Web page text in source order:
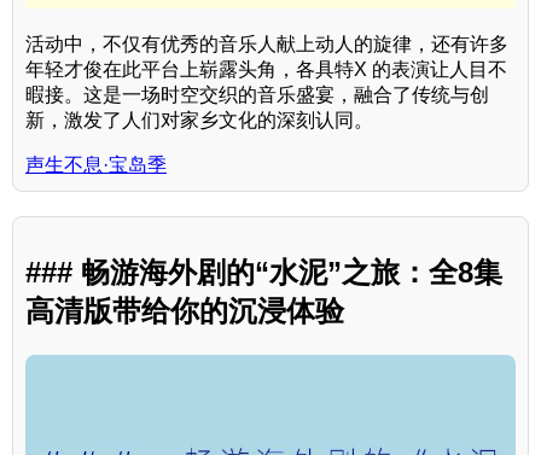
活动中，不仅有优秀的音乐人献上动人的旋律，还有许多
年轻才俊在此平台上崭露头角，各具特X 的表演让人目不
暇接。这是一场时空交织的音乐盛宴，融合了传统与创
新，激发了人们对家乡文化的深刻认同。
声生不息·宝岛季
### 畅游海外剧的“水泥”之旅：全8集
高清版带给你的沉浸体验